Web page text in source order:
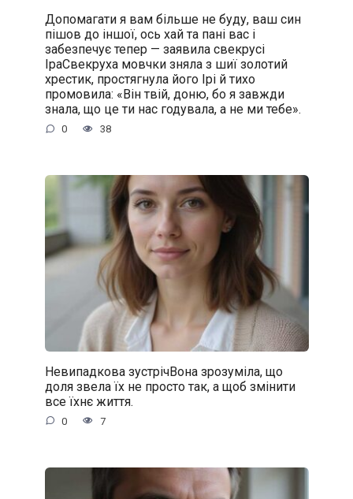
Допомагати я вам більше не буду, ваш син
пішов до іншої, ось хай та пані вас і
забезпечує тепер — заявила свекрусі
ІраСвекруха мовчки зняла з шиї золотий
хрестик, простягнула його Ірі й тихо
промовила: «Він твій, доню, бо я завжди
знала, що це ти нас годувала, а не ми тебе».
0 38
Невипадкова зустрічВона зрозуміла, що
доля звела їх не просто так, а щоб змінити
все їхнє життя.
0 7